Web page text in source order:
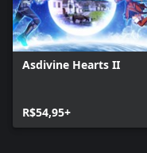
Asdivine Hearts II
R$54,95+